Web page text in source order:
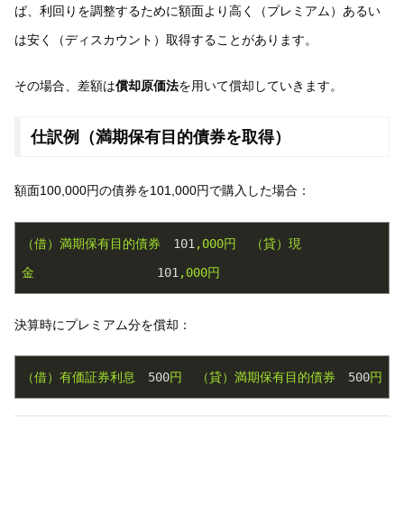
ば、利回りを調整するために額面より高く（プレミアム）あるい
は安く（ディスカウント）取得することがあります。
その場合、差額は償却原価法を用いて償却していきます。
仕訳例（満期保有目的債券を取得）
額面100,000円の債券を101,000円で購入した場合：
（借）満期保有目的債券 101 ,000円
（貸）現
金
101 ,000円
決算時にプレミアム分を償却：
（借）有価証券利息 500円 （貸）満期保有目的債券 500円